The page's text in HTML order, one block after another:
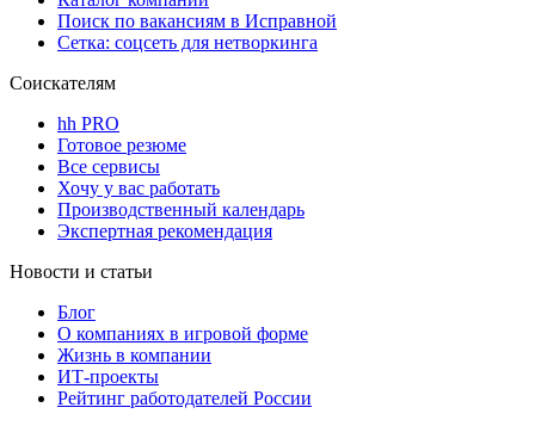
Поиск по вакансиям в Исправной
Сетка: соцсеть для нетворкинга
Соискателям
hh PRO
Готовое резюме
Все сервисы
Хочу у вас работать
Производственный календарь
Экспертная рекомендация
Новости и статьи
Блог
О компаниях в игровой форме
Жизнь в компании
ИТ-проекты
Рейтинг работодателей России